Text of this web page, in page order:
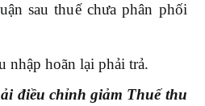
sau thuế chưa phân phối
nhập hoãn lại phải trả.
điều chỉnh giảm Thuế thu